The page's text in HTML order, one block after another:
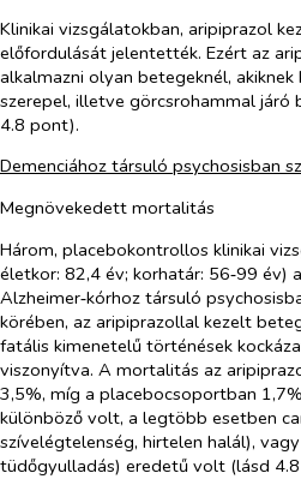
Klinikai vizsgálatokban, aripiprazol
előfordulását jelentették. Ezért az
alkalmazni olyan betegeknél,
szerepel, illetve görcsrohammal járó
4.8 pont).
Demenciához társuló psychosisban
Megnövekedett mortalitás
Három, placebokontrollos klinikai
életkor: 82,4 év; korhatár: 56‑99 év)
Alzheimer‑kórhoz társuló
körében, az aripiprazollal kezelt
fatális kimenetelű történések
viszonyítva. A mortalitás az
3,5%, míg a placebocsoportban
különböző volt, a legtöbb esetben
szívelégtelenség, hirtelen halál),
tüdőgyulladás) eredetű volt (lásd